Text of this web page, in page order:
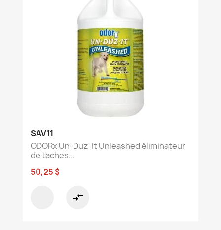
SAV11
ODORx Un-Duz-It Unleashed éliminateur
de taches...
50,25 $
compare_arrows